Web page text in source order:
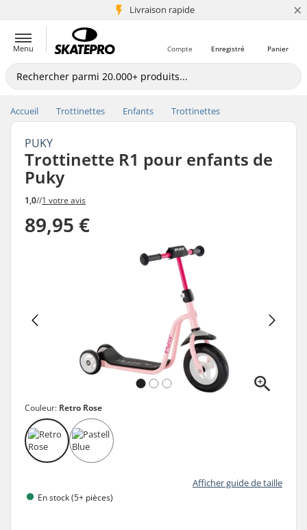
Livraison rapide
+5 mio de clients ×
Menu Panier
Enregistré
Compte
Accueil Trottinettes Enfants Trottinettes
PUKY
Trottinette R1 pour enfants de
Puky
1,0//1 votre avis
89,95 €
Couleur: Retro Rose
Afficher guide de taille
En stock (5+ pièces)